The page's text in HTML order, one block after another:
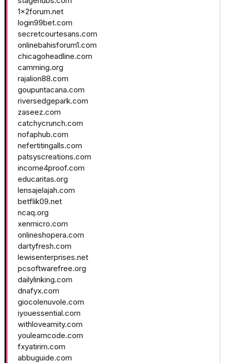
1x2forum.net
login99bet.com
secretcourtesans.com
onlinebahisforum1.com
chicagoheadline.com
camming.org
rajalion88.com
goupuntacana.com
riversedgepark.com
zaseez.com
catchycrunch.com
nofaphub.com
nefertitingalls.com
patsyscreations.com
income4proof.com
educaritas.org
lensajelajah.com
betflik09.net
ncaq.org
xenmicro.com
onlineshopera.com
dartyfresh.com
lewisenterprises.net
pcsoftwarefree.org
dailylinking.com
dnafyx.com
giocolenuvole.com
iyouessential.com
withloveamity.com
youlearncode.com
fxyatirim.com
abbuguide.com